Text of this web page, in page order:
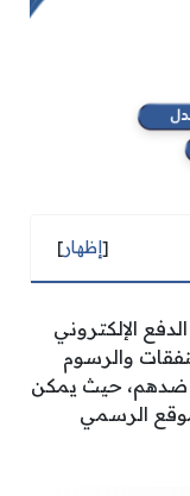
[إظهار]
الإلكتروني
والرسوم
ضدهم، حيث يمكن
الرسمي